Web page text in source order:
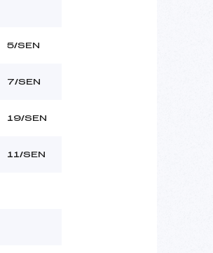
5/SEN
7/SEN
19/SEN
11/SEN